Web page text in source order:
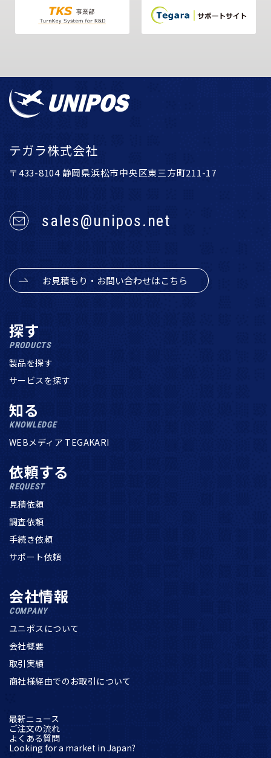
テガラ株式会社
〒433-8104 静岡県浜松市中央区東三方町211-17
sales@unipos.net
お見積もり・お問い合わせはこちら
探す
PRODUCTS
製品を探す
サービスを探す
知る
KNOWLEDGE
WEBメディア TEGAKARI
依頼する
REQUEST
見積依頼
調査依頼
手続き依頼
サポート依頼
会社情報
COMPANY
ユニポスについて
会社概要
取引実績
商社様経由でのお取引について
最新ニュース
ご注文の流れ
よくある質問
Looking for a market in Japan?